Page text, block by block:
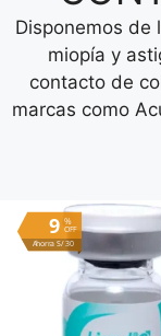
Disponemos de
miopía y
contacto de
marcas como
%
OFF
9
Ahorra S/ 30